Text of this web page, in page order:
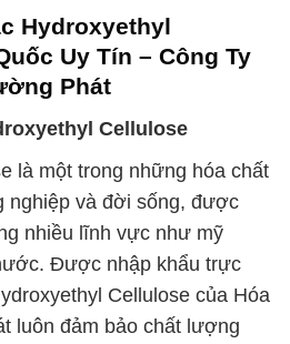
Hydroxyethyl
Uy Tín – Công Ty
Phát
Cellulose
là một trong những hóa chất
nghiệp và đời sống, được
nhiều lĩnh vực như mỹ
Được nhập khẩu trực
Cellulose của Hóa
luôn đảm bảo chất lượng